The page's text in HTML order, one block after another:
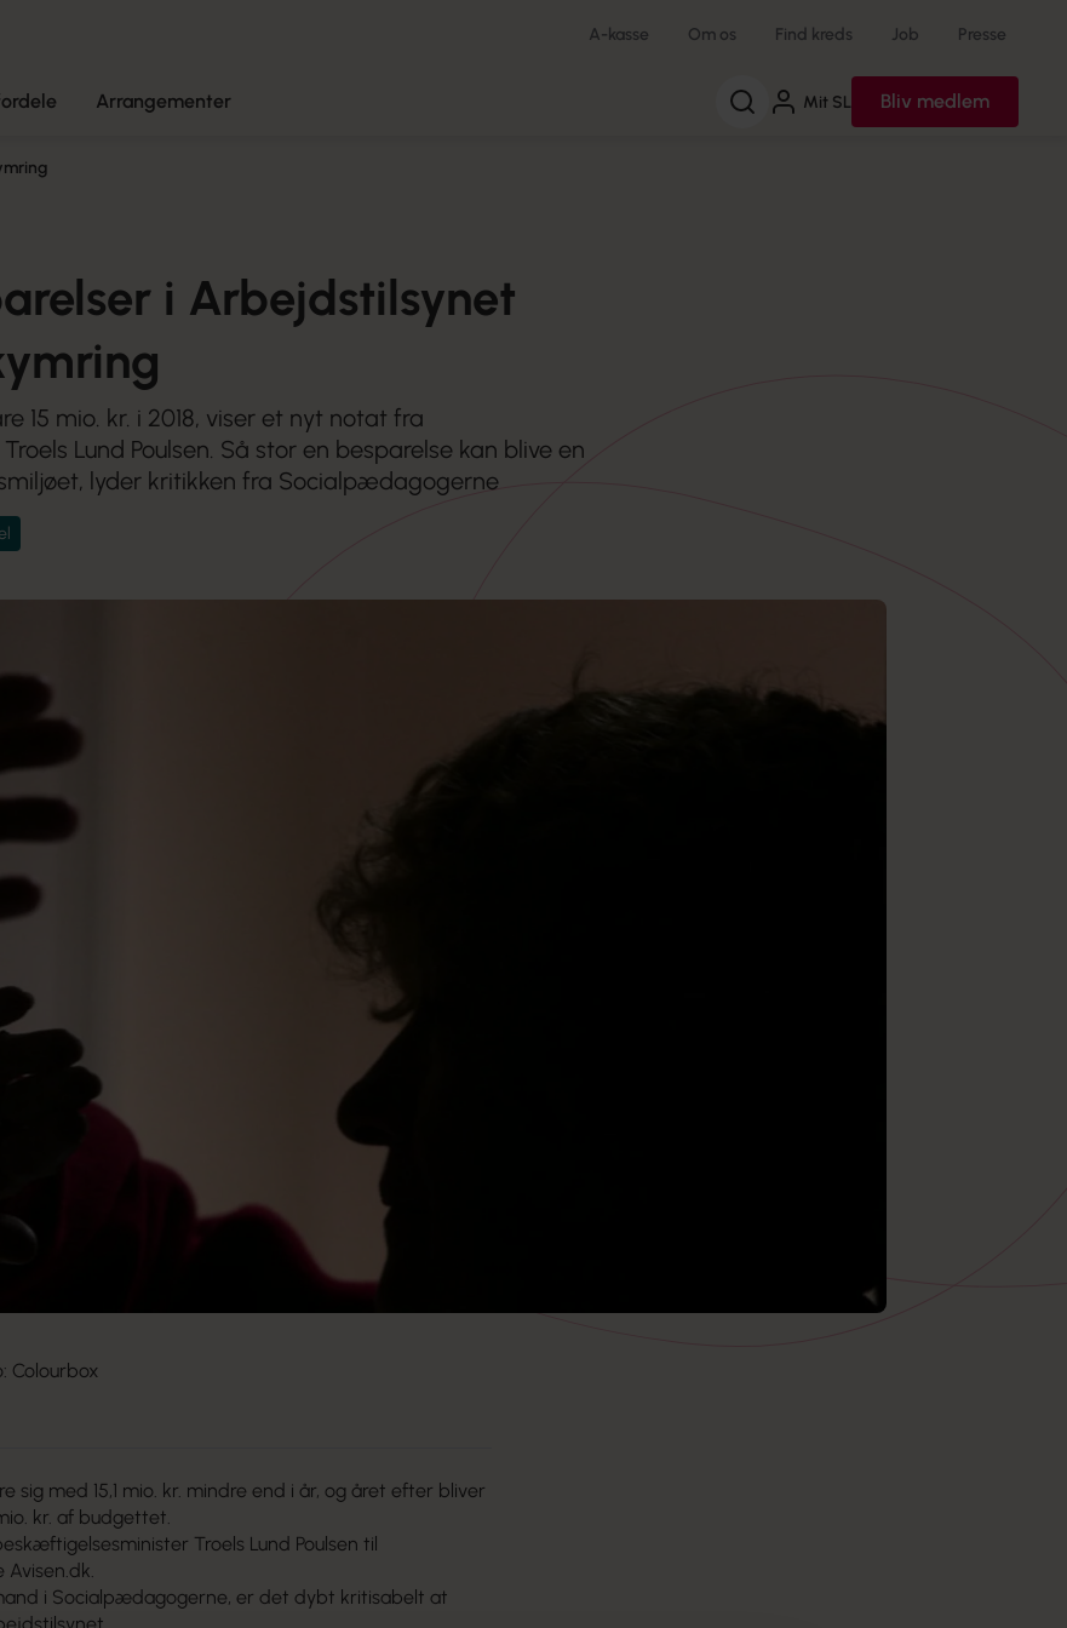
A-kasse Om os Find kreds Job Presse
Arrangementer Mit SL Bliv medlem
i Arbejdstilsynet
15 mio. kr. i 2018, viser et nyt notat fra
Lund Poulsen. Så stor en besparelse kan blive en
lyder kritikken fra Socialpædagogerne
Colourbox
sig med 15,1 mio. kr. mindre end i år, og året efter bliver
kr. af budgettet.
Troels Lund Poulsen til
Avisen.dk.
i Socialpædagogerne, er det dybt kritisabelt at